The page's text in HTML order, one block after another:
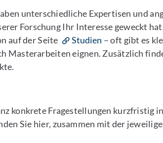
unterschiedliche Expertisen und
Forschung Ihr Interesse geweckt
auf der Seite
Studien – oft gibt es
Masterarbeiten eignen. Zusätzlich
konkrete Fragestellungen kurzfristig
Sie hier, zusammen mit der